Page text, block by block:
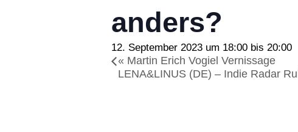
anders?
12. September 2023 um 18:00 bis 20:00
« Martin Erich Vogiel Vernissage
LENA&LINUS (DE) – Indie Radar